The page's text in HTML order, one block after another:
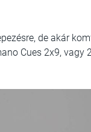
de akár
Cues 2x9, vagy